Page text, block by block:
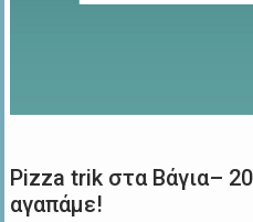
Pizza trik στα Βάγια–
αγαπάμε!